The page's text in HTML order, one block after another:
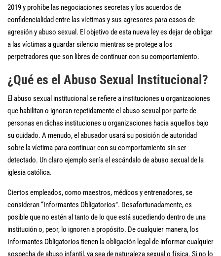
2019 y prohíbe las negociaciones secretas y los acuerdos de
confidencialidad entre las víctimas y sus agresores para casos de
agresión y abuso sexual. El objetivo de esta nueva ley es dejar de obligar
a las víctimas a guardar silencio mientras se protege a los
perpetradores que son libres de continuar con su comportamiento.
¿Qué es el Abuso Sexual Institucional?
El abuso sexual institucional se refiere a instituciones u organizaciones
que habilitan o ignoran repetidamente el abuso sexual por parte de
personas en dichas instituciones u organizaciones hacia aquellos bajo
su cuidado. A menudo, el abusador usará su posición de autoridad
sobre la víctima para continuar con su comportamiento sin ser
detectado. Un claro ejemplo sería el escándalo de abuso sexual de la
iglesia católica.
Ciertos empleados, como maestros, médicos y entrenadores, se
consideran “Informantes Obligatorios”. Desafortunadamente, es
posible que no estén al tanto de lo que está sucediendo dentro de una
institución o, peor, lo ignoren a propósito. De cualquier manera, los
Informantes Obligatorios tienen la obligación legal de informar cualquier
sospecha de abuso infantil, ya sea de naturaleza sexual o física. Si no lo